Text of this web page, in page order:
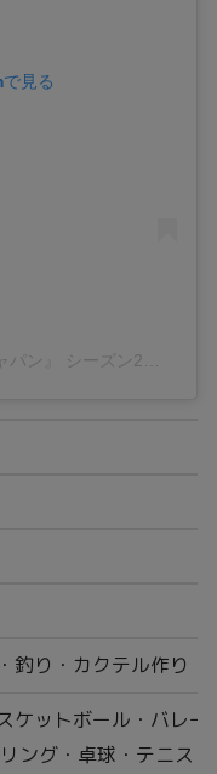
見る
釣り・カクテル作り・
ケットボール・バレー
ング・卓球・テニス